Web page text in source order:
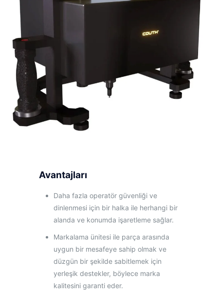
Avantajları
Daha fazla operatör güvenliği ve
dinlenmesi için bir halka ile herhangi bir
alanda ve konumda işaretleme sağlar.
Markalama ünitesi ile parça arasında
uygun bir mesafeye sahip olmak ve
düzgün bir şekilde sabitlemek için
yerleşik destekler, böylece marka
kalitesini garanti eder.